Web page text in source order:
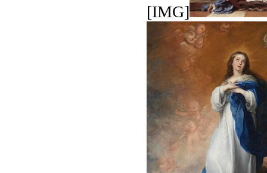
[IMG]